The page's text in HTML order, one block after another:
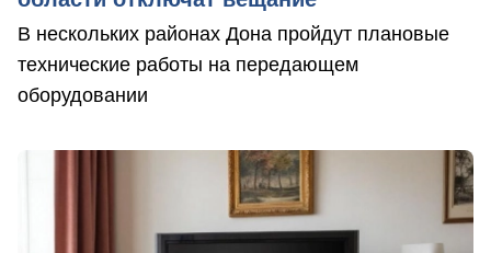
В нескольких районах Дона пройдут плановые
технические работы на передающем
оборудовании